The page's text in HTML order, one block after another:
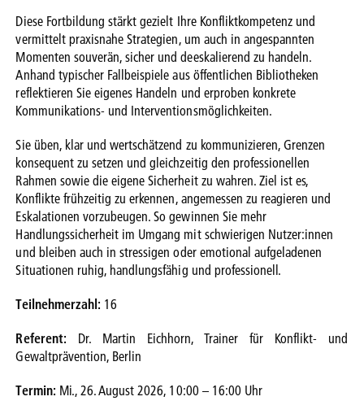
Diese Fortbildung stärkt gezielt Ihre Konfliktkompetenz und
vermittelt praxisnahe Strategien, um auch in angespannten
Momenten souverän, sicher und deeskalierend zu handeln.
Anhand typischer Fallbeispiele aus öffentlichen Bibliotheken
reflektieren Sie eigenes Handeln und erproben konkrete
Kommunikations- und Interventionsmöglichkeiten.
Sie üben, klar und wertschätzend zu kommunizieren, Grenzen
konsequent zu setzen und gleichzeitig den professionellen
Rahmen sowie die eigene Sicherheit zu wahren. Ziel ist es,
Konflikte frühzeitig zu erkennen, angemessen zu reagieren und
Eskalationen vorzubeugen. So gewinnen Sie mehr
Handlungssicherheit im Umgang mit schwierigen Nutzer:innen
und bleiben auch in stressigen oder emotional aufgeladenen
Situationen ruhig, handlungsfähig und professionell.
Teilnehmerzahl: 16
Referent: Dr. Martin Eichhorn, Trainer für Konflikt- und
Gewaltprävention, Berlin
Termin: Mi., 26. August 2026, 10:00 – 16:00 Uhr